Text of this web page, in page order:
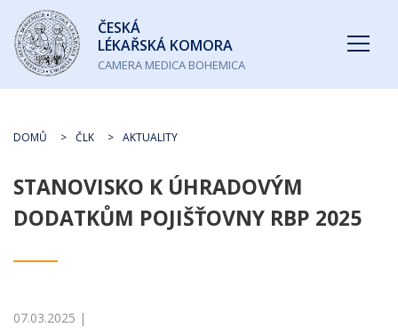
Česká
lékařská
komora
ČESKÁ
LÉKAŘSKÁ KOMORA
CAMERA MEDICA BOHEMICA
DOMŮ ČLK AKTUALITY
STANOVISKO K ÚHRADOVÝM
DODATKŮM POJIŠŤOVNY RBP 2025
07.03.2025 |